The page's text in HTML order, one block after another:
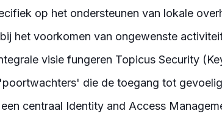
op het ondersteunen van lokale
het voorkomen van ongewenste
visie fungeren Topicus Security
die de toegang tot
centraal Identity and Access